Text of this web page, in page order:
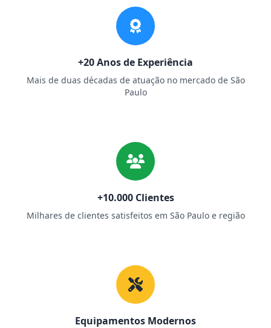
+20 Anos de Experiência
Mais de duas décadas de atuação no mercado de São
Paulo
+10.000 Clientes
Milhares de clientes satisfeitos em São Paulo e região
Equipamentos Modernos